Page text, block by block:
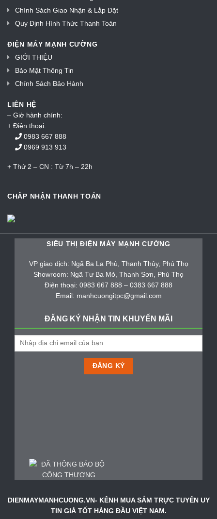
Chính Sách Giao Nhận & Lắp Đặt
Quy Định Hình Thức Thanh Toán
ĐIỆN MÁY MẠNH CƯỜNG
GIỚI THIỆU
Bảo Mật Thông Tin
Chính Sách Bảo Hành
LIÊN HỆ
– Giờ hành chính:
+ Điện thoại:
0983 667 888
0969 913 913
+ Thứ 2 – CN : Từ 7h – 22h
CHẤP NHẬN THANH TOÁN
SIÊU THỊ ĐIỆN MÁY MẠNH CƯỜNG
VP giao dịch: Ngã Ba La Phù, Thanh Thủy, Phú Thọ
Showroom: Ngã Tư Ba Mỏ, Thanh Sơn, Phú Thọ
Điện thoại: 0983 667 888 – 0383 667 888
Email: manhcuongitpc@gmail.com
ĐĂNG KÝ NHẬN TIN KHUYẾN MÃI
DIENMAYMANHCUONG.VN- KÊNH MUA SẮM TRỰC TUYẾN UY
TIN GIÁ TỐT HÀNG ĐẦU VIỆT NAM.